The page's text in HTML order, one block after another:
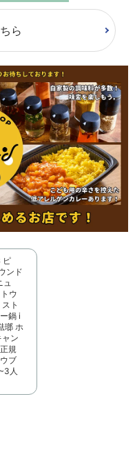
ら
ピ
ンド
ウ
ト
鍋 i
瑯 ホ
ャン
規
ブ
人